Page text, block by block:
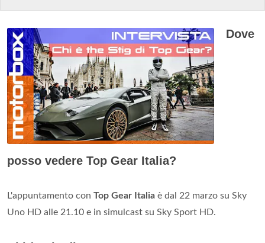
Dove
posso vedere Top Gear Italia?
L'appuntamento con Top Gear Italia è dal 22 marzo su Sky
Uno HD alle 21.10 e in simulcast su Sky Sport HD.